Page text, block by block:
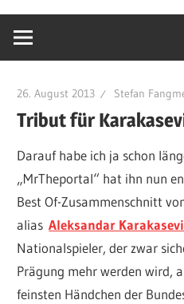
26. August 2013 Stefan
Tribut für
Darauf habe ich ja schon
„MrTheportal“ hat ihn nun
Best Of-Zusammenschnitt
aliasAleksandar
Nationalspieler, der zwar
Prägung mehr werden wird,
feinsten Händchen der